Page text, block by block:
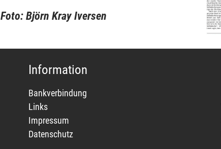
Foto: Björn Kray Iversen
Information
Bankverbindung
Links
Impressum
Datenschutz